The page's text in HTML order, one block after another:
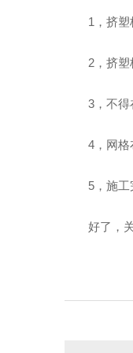
1，挤
2，挤
3，不
4，网
5，施
好了，